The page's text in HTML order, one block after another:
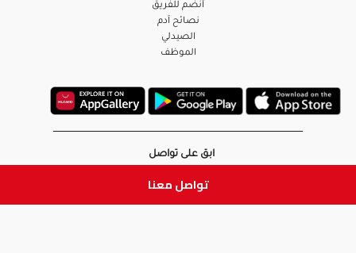
تواصل معنا
أنضم للفريق
نصائح آدم
الصيدلي
الموظف
ابق على تواصل